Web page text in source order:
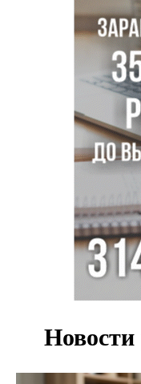
Всем миром: жители
найти пропавшего
Новосибирцам